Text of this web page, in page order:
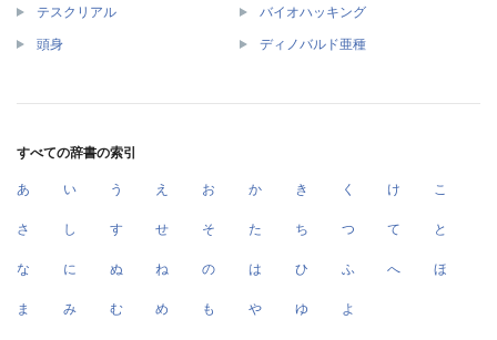
テスクリアル バイオハッキング
頭身 ディノバルド亜種
すべての辞書の索引
あ い う え お か き く け こ
さ し す せ そ た ち つ て と
な に ぬ ね の は ひ ふ へ ほ
ま み む め も や ゆ よ